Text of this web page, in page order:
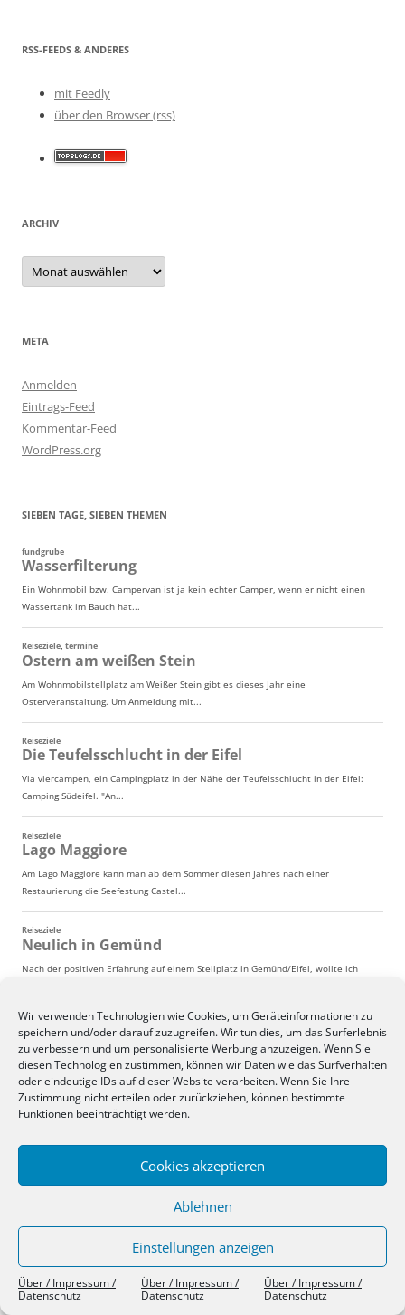
Wir verwenden Technologien wie Cookies, um Geräteinformationen zu
speichern und/oder darauf zuzugreifen. Wir tun dies, um das Surferlebnis
zu verbessern und um personalisierte Werbung anzuzeigen. Wenn Sie
diesen Technologien zustimmen, können wir Daten wie das Surfverhalten
oder eindeutige IDs auf dieser Website verarbeiten. Wenn Sie Ihre
Zustimmung nicht erteilen oder zurückziehen, können bestimmte
Funktionen beeinträchtigt werden.
Cookies akzeptieren
Ablehnen
Einstellungen anzeigen
Über / Impressum /
Datenschutz
Über / Impressum /
Datenschutz
Über / Impressum /
Datenschutz
RSS-FEEDS & ANDERES
mit Feedly
über den Browser (rss)
ARCHIV
Archiv
META
Anmelden
Eintrags-Feed
Kommentar-Feed
WordPress.org
SIEBEN TAGE, SIEBEN THEMEN
Über / Impressum / Datenschutz Stolz präsentiert von WordPress